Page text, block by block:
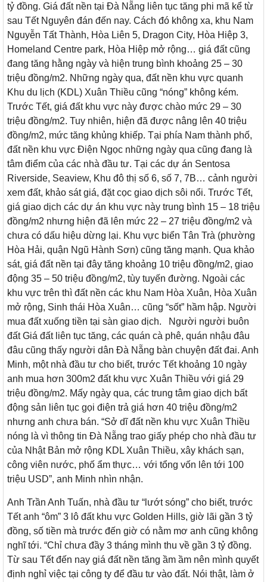
tỷ đồng. Giá đất nền tại Đà Nẵng liên tục tăng phi mã kể từ
sau Tết Nguyên đán đến nay. Cách đó không xa, khu Nam
Nguyễn Tất Thành, Hòa Liên 5, Dragon City, Hòa Hiệp 3,
Homeland Centre park, Hòa Hiệp mở rộng… giá đất cũng
đang tăng hằng ngày và hiện trung bình khoảng 25 – 30
triệu đồng/m2. Những ngày qua, đất nền khu vực quanh
Khu du lịch (KDL) Xuân Thiều cũng “nóng” không kém.
Trước Tết, giá đất khu vực này được chào mức 29 – 30
triệu đồng/m2. Tuy nhiên, hiện đã được nâng lên 40 triệu
đồng/m2, mức tăng khủng khiếp. Tại phía Nam thành phố,
đất nền khu vực Điện Ngọc những ngày qua cũng đang là
tâm điểm của các nhà đầu tư. Tại các dự án Sentosa
Riverside, Seaview, Khu đô thị số 6, số 7, 7B… cảnh người
xem đất, khảo sát giá, đặt cọc giao dịch sôi nổi. Trước Tết,
giá giao dịch các dự án khu vực này trung bình 15 – 18 triệu
đồng/m2 nhưng hiện đã lên mức 22 – 27 triệu đồng/m2 và
chưa có dấu hiệu dừng lại. Khu vực biển Tân Trà (phường
Hòa Hải, quận Ngũ Hành Sơn) cũng tăng mạnh. Qua khảo
sát, giá đất nền tại đây tăng khoảng 10 triệu đồng/m2, giao
động 35 – 50 triệu đồng/m2, tùy tuyến đường. Ngoài các
khu vực trên thì đất nền các khu Nam Hòa Xuân, Hòa Xuân
mở rộng, Sinh thái Hòa Xuân… cũng “sốt” hầm hập. Người
mua đất xuống tiền tại sàn giao dịch. Người người buôn
đất Giá đất liên tục tăng, các quán cà phê, quán nhậu đâu
đâu cũng thấy người dân Đà Nẵng bàn chuyện đất đai. Anh
Minh, một nhà đầu tư cho biết, trước Tết khoảng 10 ngày
anh mua hơn 300m2 đất khu vực Xuân Thiều với giá 29
triệu đồng/m2. Mấy ngày qua, các trung tâm giao dịch bất
động sản liên tục gọi điện trả giá hơn 40 triệu đồng/m2
nhưng anh chưa bán. “Sở dĩ đất nền khu vực Xuân Thiều
nóng là vì thông tin Đà Nẵng trao giấy phép cho nhà đầu tư
của Nhật Bản mở rộng KDL Xuân Thiều, xây khách sạn,
công viên nước, phố ẩm thực… với tổng vốn lên tới 100
triệu USD”, anh Minh nhìn nhận.
Anh Trần Anh Tuấn, nhà đầu tư “lướt sóng” cho biết, trước
Tết anh “ôm” 3 lô đất khu vực Golden Hills, giờ lãi gần 3 tỷ
đồng, số tiền mà trước đến giờ có nằm mơ anh cũng không
nghĩ tới. “Chỉ chưa đầy 3 tháng mình thu về gần 3 tỷ đồng.
Từ sau Tết đến nay giá đất nền tăng ầm ầm nên mình quyết
định nghỉ việc tại công ty để đầu tư vào đất. Nói thật, làm ở